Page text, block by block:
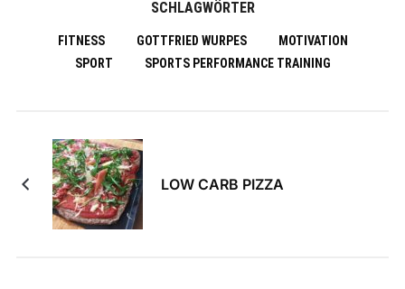
SCHLAGWÖRTER
FITNESS GOTTFRIED WURPES
MOTIVATION
SPORT
SPORTS PERFORMANCE TRAINING
LOW CARB PIZZA